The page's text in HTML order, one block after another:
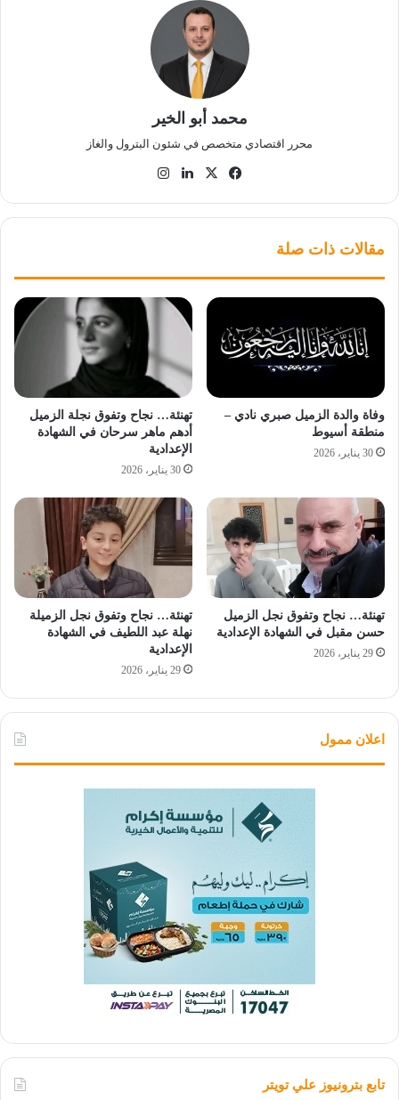
محمد أبو الخير
محرر اقتصادي متخصص في شئون البترول والغاز
فيسبوك
‫X لينكدإن
مقالات ذات صلة
وفاة والدة الزميل صبري نادي –
منطقة أسيوط
30 يناير، 2026
تهنئة… نجاح وتفوق نجلة الزميل
أدهم ماهر سرحان في الشهادة
الإعدادية
30 يناير، 2026
تهنئة… نجاح وتفوق نجل الزميل
حسن مقبل في الشهادة الإعدادية
29 يناير، 2026
تهنئة… نجاح وتفوق نجل الزميلة
نهلة عبد اللطيف في الشهادة
الإعدادية
29 يناير، 2026
اعلان ممول
تابع بترونيوز علي تويتر